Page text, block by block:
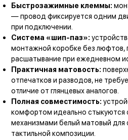
Быстрозажимные клеммы:
— провод фиксируется одним
при подключении.
Система «шип-паз»:
монтажной коробке без люфтов,
расшатывание при ежедневном
Практичная матовость:
отпечатков и разводов, не
отличие от глянцевых аналогов.
Полная совместимость:
комфортом идеально стыкуются
механизмами белый матовый для
тактильной композиции.